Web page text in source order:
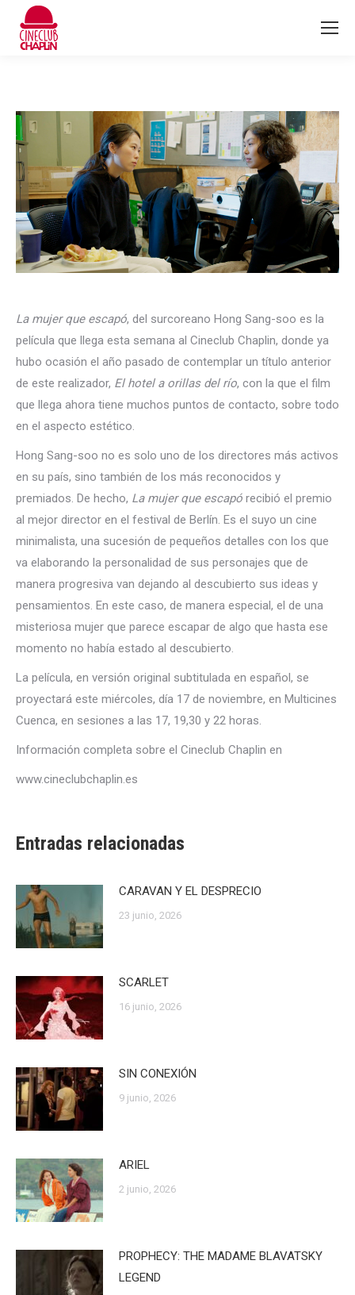
La mujer que escapó, del surcoreano Hong Sang-soo es la
película que llega esta semana al Cineclub Chaplin, donde ya
hubo ocasión el año pasado de contemplar un título anterior
de este realizador, El hotel a orillas del río, con la que el film
que llega ahora tiene muchos puntos de contacto, sobre todo
en el aspecto estético.
Hong Sang-soo no es solo uno de los directores más activos
en su país, sino también de los más reconocidos y
premiados. De hecho, La mujer que escapó recibió el premio
al mejor director en el festival de Berlín. Es el suyo un cine
minimalista, una sucesión de pequeños detalles con los que
va elaborando la personalidad de sus personajes que de
manera progresiva van dejando al descubierto sus ideas y
pensamientos. En este caso, de manera especial, el de una
misteriosa mujer que parece escapar de algo que hasta ese
momento no había estado al descubierto.
La película, en versión original subtitulada en español, se
proyectará este miércoles, día 17 de noviembre, en Multicines
Cuenca, en sesiones a las 17, 19,30 y 22 horas.
Información completa sobre el Cineclub Chaplin en
www.cineclubchaplin.es
Entradas relacionadas
CARAVAN Y EL DESPRECIO
23 junio, 2026
SCARLET
16 junio, 2026
SIN CONEXIÓN
9 junio, 2026
ARIEL
2 junio, 2026
PROPHECY: THE MADAME BLAVATSKY
LEGEND